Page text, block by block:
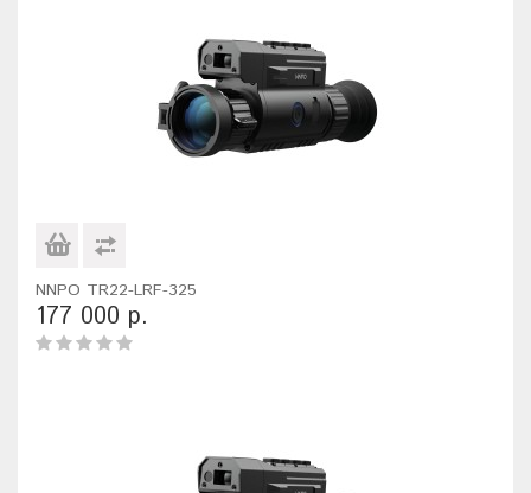
NNPO TR22-LRF-325
177 000 р.